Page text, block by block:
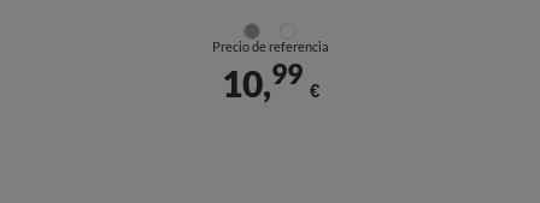
Precio de referencia
10,99
€